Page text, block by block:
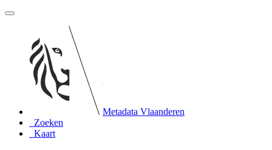
Metadata Vlaanderen
Zoeken
Kaart